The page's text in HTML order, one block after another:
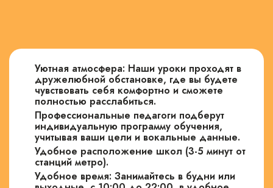
Уютная атмосфера: Наши уроки проходят в
дружелюбной обстановке, где вы будете
чувствовать себя комфортно и сможете
полностью расслабиться.
Профессиональные педагоги подберут
индивидуальную программу обучения,
учитывая ваши цели и вокальные данные.
Удобное расположение школ (3-5 минут от
станций метро).
Удобное время: Занимайтесь в будни или